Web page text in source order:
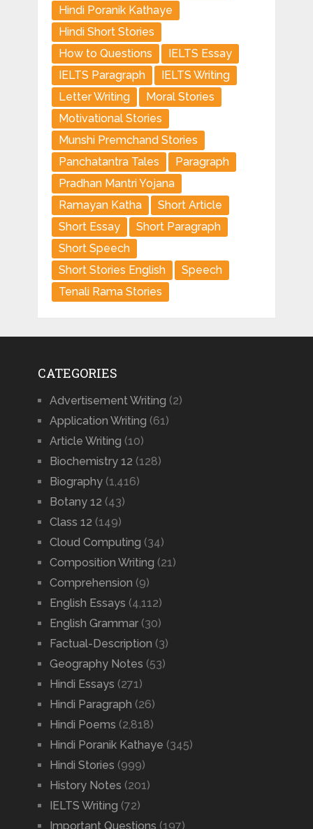
Hindi Poranik Kathaye
Hindi Short Stories
How to Questions
IELTS Essay
IELTS Paragraph
IELTS Writing
Letter Writing
Moral Stories
Motivational Stories
Munshi Premchand Stories
Panchatantra Tales
Paragraph
Pradhan Mantri Yojana
Ramayan Katha
Short Article
Short Essay
Short Paragraph
Short Speech
Short Stories English
Speech
Tenali Rama Stories
CATEGORIES
Advertisement Writing (2)
Application Writing (61)
Article Writing (10)
Biochemistry 12 (128)
Biography(1,416)
Botany 12 (43)
Class 12 (149)
Cloud Computing (34)
Composition Writing (21)
Comprehension (9)
English Essays (4,112)
English Grammar(30)
Factual-Description (3)
Geography Notes (53)
Hindi Essays (271)
Hindi Paragraph (26)
Hindi Poems (2,818)
Hindi Poranik Kathaye (345)
Hindi Stories (999)
History Notes (201)
IELTS Writing (72)
Important Questions (197)